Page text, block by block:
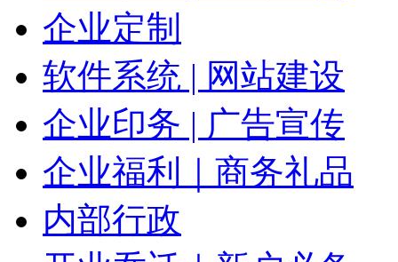
企业定制
软件系统 | 网站建设
企业印务 | 广告宣传
企业福利｜商务礼品
内部行政